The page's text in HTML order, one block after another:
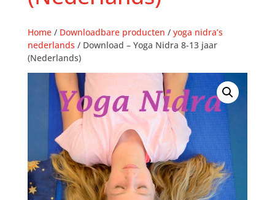
Home/ Downloadbare producten / yoga nidra’s
nederlands / Download – Yoga Nidra 8-13 jaar
(Nederlands)